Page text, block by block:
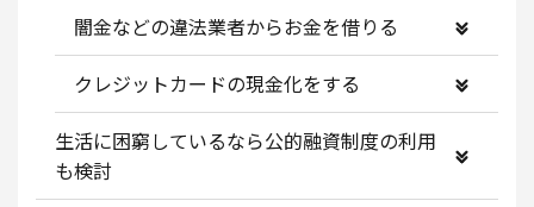
闇金などの違法業者からお金を借りる
クレジットカードの現金化をする
生活に困窮しているなら公的融資制度の利用
も検討